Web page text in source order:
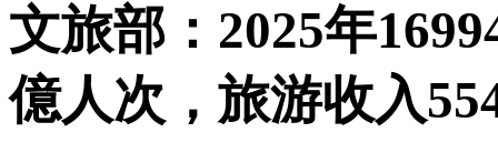
文旅部：2025年
億人次，旅游收入